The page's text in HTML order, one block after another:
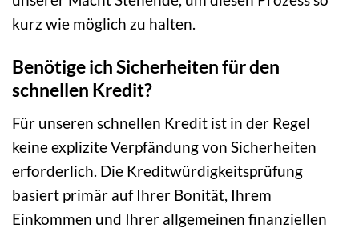
kurz wie möglich zu halten.
Benötige ich Sicherheiten für den
schnellen Kredit?
Für unseren schnellen Kredit ist in der Regel
keine explizite Verpfändung von Sicherheiten
erforderlich. Die Kreditwürdigkeitsprüfung
basiert primär auf Ihrer Bonität, Ihrem
Einkommen und Ihrer allgemeinen finanziellen